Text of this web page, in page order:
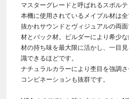
マスターグレードと呼ばれるスポルテ
本機に使用されているメイプル材は
抜かれサウンドとヴィジュアルの両
材とバック材。ビルダーにより希少
材の持ち味を最大限に活かし、一目
識できるほどです。
ナチュラルカラーにより杢目を強調
コンビネーションも抜群です。